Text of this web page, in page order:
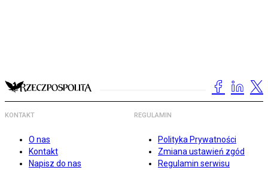
KONTAKT
O nas
Kontakt
Napisz do nas
REGULAMIN
Polityka Prywatności
Zmiana ustawień zgód
Regulamin serwisu